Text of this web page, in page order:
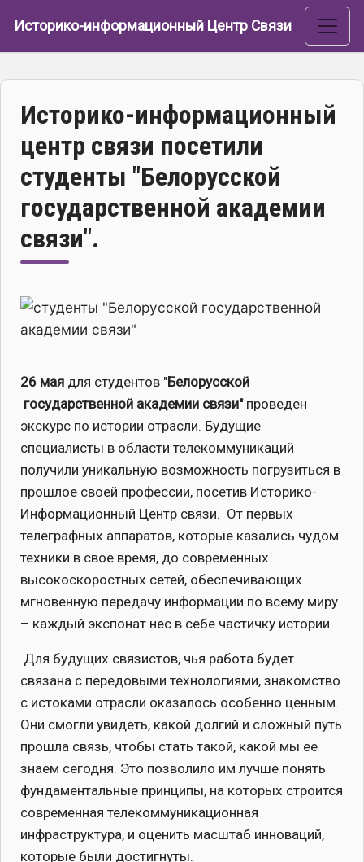
Историко-информационный Центр Связи
Историко-информационный
центр связи посетили
студенты "Белорусской
государственной академии
связи".
Изображение
26 мая для студентов "Белорусской
государственной академии связи"проведен
экскурс по истории отрасли. Будущие
специалисты в области телекоммуникаций
получили уникальную возможность погрузиться в
прошлое своей профессии, посетив Историко-
Информационный Центр связи. От первых
телеграфных аппаратов, которые казались чудом
техники в свое время, до современных
высокоскоростных сетей, обеспечивающих
мгновенную передачу информации по всему миру
– каждый экспонат нес в себе частичку истории.
Для будущих связистов, чья работа будет
связана с передовыми технологиями, знакомство
с истоками отрасли оказалось особенно ценным.
Они смогли увидеть, какой долгий и сложный путь
прошла связь, чтобы стать такой, какой мы ее
знаем сегодня. Это позволило им лучше понять
фундаментальные принципы, на которых строится
современная телекоммуникационная
инфраструктура, и оценить масштаб инноваций,
которые были достигнуты.